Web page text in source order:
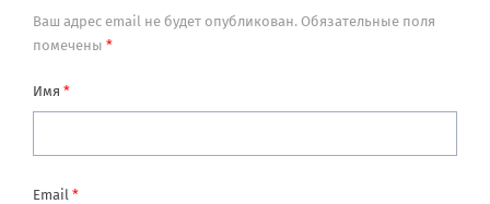
Ваш адрес email не будет опубликован. Обязательные поля
помечены *
Имя *
Email *